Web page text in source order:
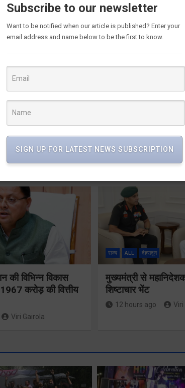
दिया है
की विभिन्न विकास
करोड़ की वित्तीय
Viri Gairola
राज्य ALL देहरादून
मुख्यमंत्री से
शिष्टाचार भेंट
12 hours ago Viri
Subscribe to our newsletter
Want to be notified when our article is published? Enter your
email address and name below to be the first to know.
SIGN UP FOR LATEST NEWS SUBSCRIPTION